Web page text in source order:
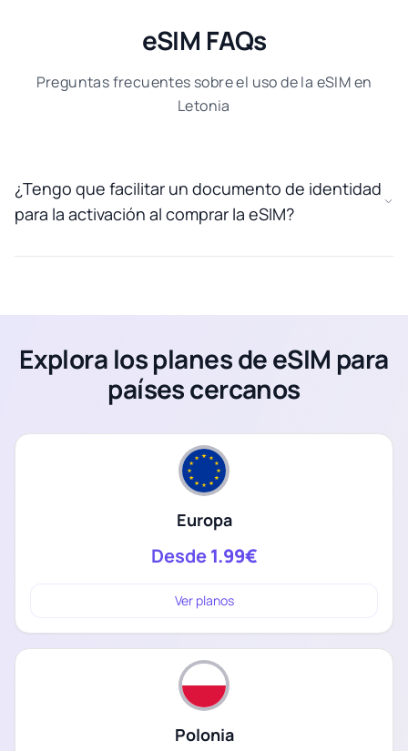
eSIM FAQs
Preguntas frecuentes sobre el uso de la eSIM en
Letonia
¿Tengo que facilitar un documento de identidad
para la activación al comprar la eSIM?
Explora los planes de eSIM para
países cercanos
Europa
Desde1.99€
Ver planos
Polonia